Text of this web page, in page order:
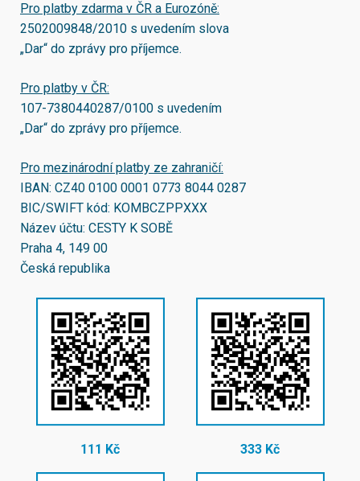
Pro platby zdarma v ČR a Eurozóně:
2502009848/2010 s uvedením slova
„Dar“ do zprávy pro příjemce.
Pro platby v ČR:
107-7380440287/0100 s uvedením
„Dar“ do zprávy pro příjemce.
Pro mezinárodní platby ze zahraničí:
IBAN: CZ40 0100 0001 0773 8044 0287
BIC/SWIFT kód: KOMBCZPPXXX
Název účtu: CESTY K SOBĚ
Praha 4, 149 00
Česká republika
111 Kč 333 Kč